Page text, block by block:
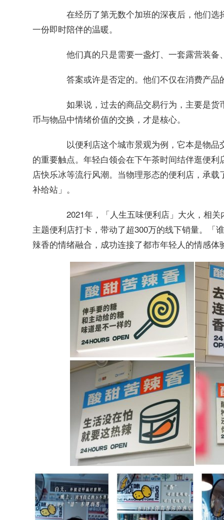
在经历了第无数个加班的深夜后，他们选
一份即时陪伴的温暖。
他们真的只是需要一盏灯、一套露营装备
答案或许是否定的。 他们不仅在消费产品
如果说，过去的商品交易行为，主要是货
币与物品中情绪价值的交换，才是核心。
以便利店这个城市景观为例，它本是物品
的重要触点。年轻白领会在下午茶时间结伴逛便
店快乐冰等流行风潮。当物理形态的便利店，承
补给站」。
2021年，
「人生五味便利店」 大火，相关
主题便利店打卡，带动了超300万的线下销量。「
辣香的情绪融合，成功连接了都市年轻人的情感体